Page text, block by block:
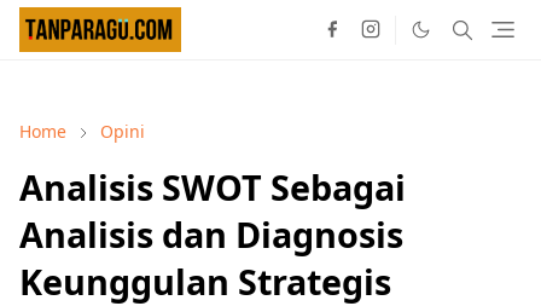
Home Opini
Analisis SWOT Sebagai
Analisis dan Diagnosis
Keunggulan Strategis